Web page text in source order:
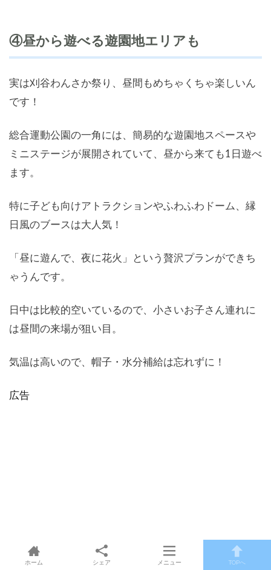
④昼から遊べる遊園地エリアも
実は刈谷わんさか祭り、昼間もめちゃくちゃ楽しいん
です！
総合運動公園の一角には、簡易的な遊園地スペースや
ミニステージが展開されていて、昼から来ても1日遊べ
ます。
特に子ども向けアトラクションやふわふわドーム、縁
日風のブースは大人気！
「昼に遊んで、夜に花火」という贅沢プランができち
ゃうんです。
日中は比較的空いているので、小さいお子さん連れに
は昼間の来場が狙い目。
気温は高いので、帽子・水分補給は忘れずに！
広告
ホーム シェア メニュー TOPへ